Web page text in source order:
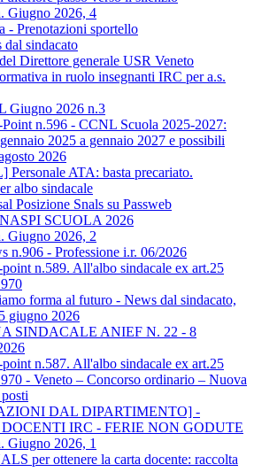
Giugno 2026, 4
- Prenotazioni sportello
sindacato
Direttore generale USR Veneto
in ruolo insegnanti IRC per a.s.
Giugno 2026 n.3
n.596 - CCNL Scuola 2025-2027:
2025 a gennaio 2027 e possibili
2026
Personale ATA: basta precariato.
albo sindacale
Posizione Snals su Passweb
SCUOLA 2026
Giugno 2026, 2
n.906 - Professione i.r. 06/2026
n.589. All'albo sindacale ex art.25
forma al futuro - News dal sindacato,
giugno 2026
SINDACALE ANIEF N. 22 - 8
n.587. All'albo sindacale ex art.25
- Veneto – Concorso ordinario – Nuova
DAL DIPARTIMENTO] -
IRC - FERIE NON GODUTE
Giugno 2026, 1
per ottenere la carta docente: raccolta